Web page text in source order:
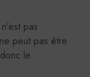
pas
peut pas être
le